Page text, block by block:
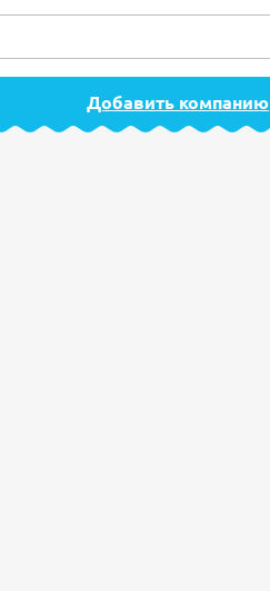
Добавить компанию